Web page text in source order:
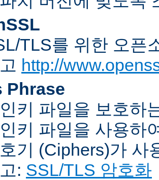
TLS를 위한 오픈
http://
Phrase
키 파일을 보호하
키 파일을 사용하
기 (Ciphers)가 사
: SSL/TLS 암호화